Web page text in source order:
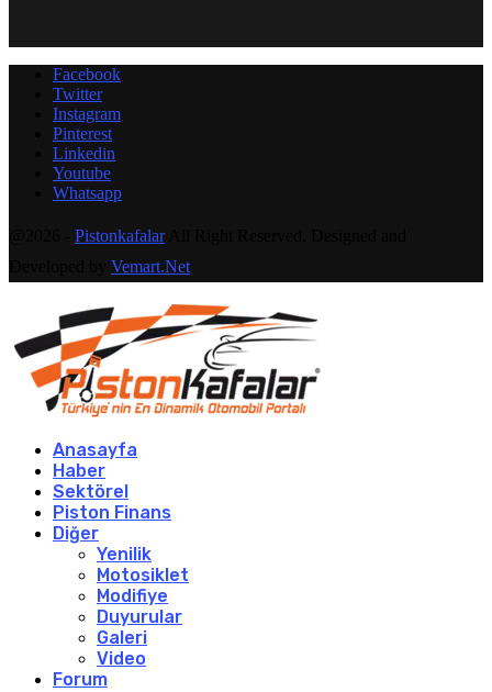
Facebook
Twitter
Instagram
Pinterest
Linkedin
Youtube
Whatsapp
PistonkafalarAll Right Reserved. Designed and
Vemart.Net
Anasayfa
Haber
Sektörel
Piston Finans
Diğer
Yenilik
Motosiklet
Modifiye
Duyurular
Galeri
Video
Forum